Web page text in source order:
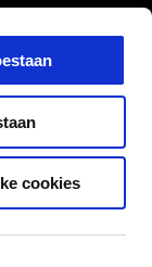
cookies